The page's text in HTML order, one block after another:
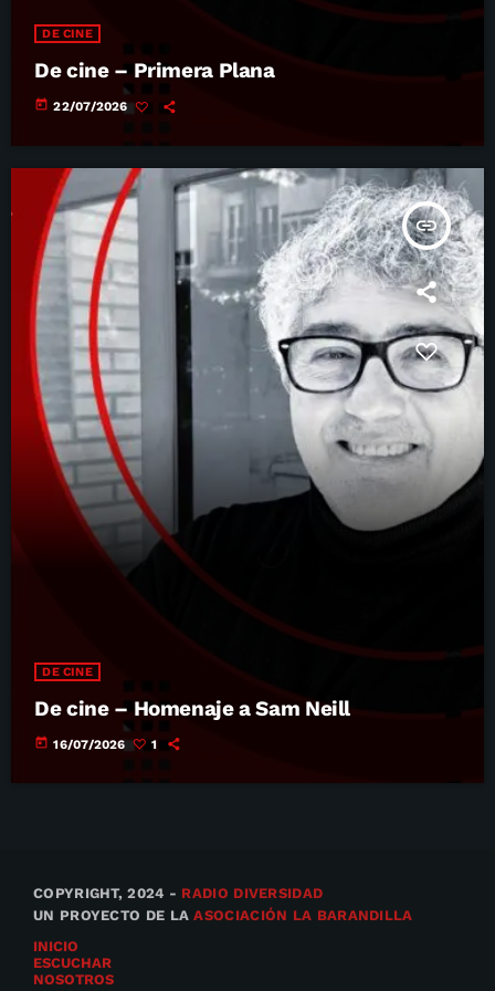
DE CINE
De cine – Primera Plana
today 22/07/2026
insert_link
DE CINE
De cine – Homenaje a Sam Neill
today 16/07/2026 1
COPYRIGHT, 2024 - RADIO DIVERSIDAD
UN PROYECTO DE LAASOCIACIÓN LA BARANDILLA
INICIO
ESCUCHAR
NOSOTROS